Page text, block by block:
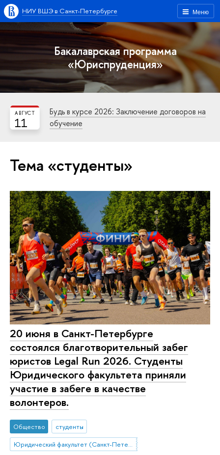
Меню
НИУ ВШЭ в Санкт-Петербурге
Бакалаврская программа
«Юриспруденция»
11
АВГУСТ
Будь в курсе 2026: Заключение договоров на
обучение
Тема «студенты»
20 июня в Санкт-Петербурге
состоялся благотворительный забег
юристов Legal Run 2026. Студенты
Юридического факультета приняли
участие в забеге в качестве
волонтеров.
Общество
студенты
Юридический факультет (Санкт-Петербург)